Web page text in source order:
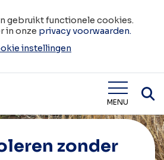
gebruikt functionele cookies.
in onze privacy voorwaarden.
instellingen
MENU
zonder